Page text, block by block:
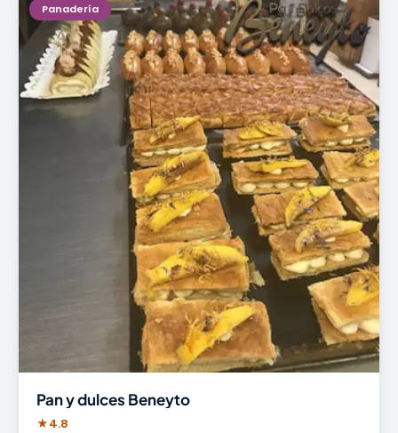
Panadería
Pan y dulces Beneyto
★4.8